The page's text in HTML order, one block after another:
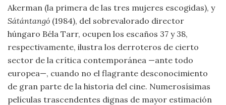
Akerman (la primera de las tres mujeres escogidas), y
Sátántangó (1984), del sobrevalorado director
húngaro Béla Tarr, ocupen los escaños 37 y 38,
respectivamente, ilustra los derroteros de cierto
sector de la crítica contemporánea —ante todo
europea—, cuando no el flagrante desconocimiento
de gran parte de la historia del cine. Numerosísimas
películas trascendentes dignas de mayor estimación